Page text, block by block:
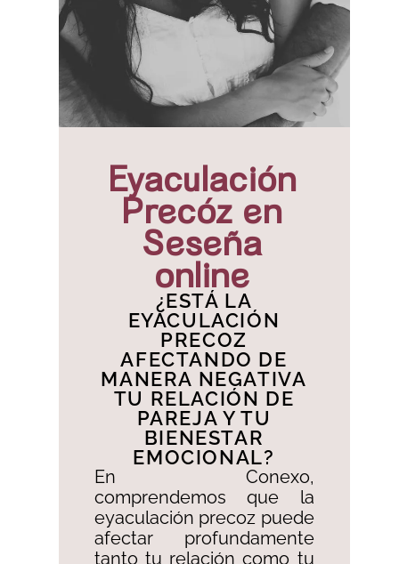
Eyaculación
Precóz en
Seseña
online
¿ESTÁ LA
EYACULACIÓN
PRECOZ
AFECTANDO DE
MANERA NEGATIVA
TU RELACIÓN DE
PAREJA Y TU
BIENESTAR
EMOCIONAL?​
En Conexo,
comprendemos que la
eyaculación precoz puede
afectar profundamente
tanto tu relación como tu